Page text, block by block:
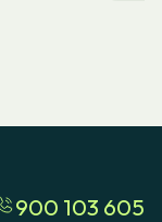
900 103 605